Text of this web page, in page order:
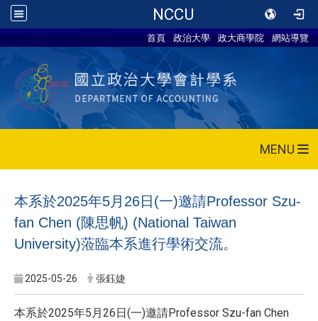
NCCU
首頁 政治大學 政大商學院 網站導覽
MENU
本系於2025年5月26日(一)邀請Professor Szu-
fan Chen (陳思帆) (National Taiwan
University)蒞臨本系進行學術交流。
2025-05-26 張鈺婕
本系於2025年5月26日(一)邀請Professor Szu-fan Chen